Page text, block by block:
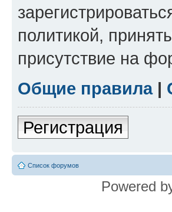
политикой,
присутствие на
Общие правила|
Регистрация
Список форумов
Powered